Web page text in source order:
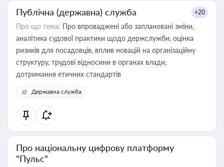
Публічна (державна) служба +20
Про що тема: Про впроваджені або заплановані зміни,
аналітика судової практики щодо держслужби, оцінка
ризиків для посадовців, вплив новацій на організаційну
структуру, трудові відносини в органах влади,
дотримання етичних стандартів
Державна служба
Про національну цифрову платформу
"Пульс"